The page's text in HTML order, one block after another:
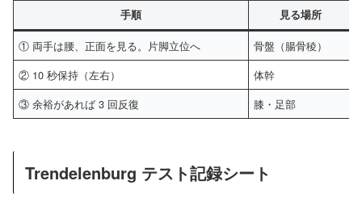
手順 見る場所
① 両手は腰、正面を見る。片脚立位へ 骨盤（腸骨稜）
② 10 秒保持（左右）
体幹
③ 余裕があれば 3 回反復
膝・足部
Trendelenburg テスト記録シート